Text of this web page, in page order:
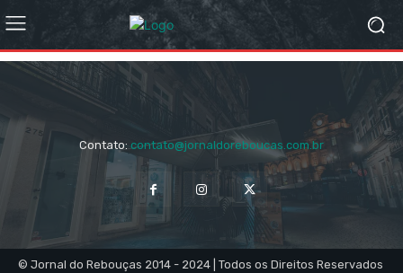
Contato:contato@jornaldoreboucas.com.br
© Jornal do Rebouças 2014 - 2024 | Todos os Direitos Reservados